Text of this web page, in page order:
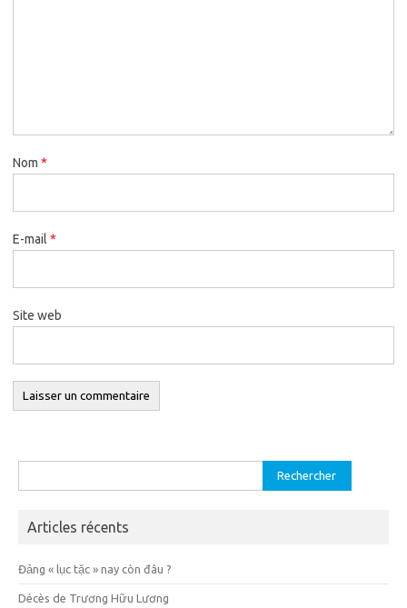
Nom *
E-mail *
Site web
Articles récents
Đảng « lục tặc » nay còn đâu ?
Décès de Trương Hữu Lương